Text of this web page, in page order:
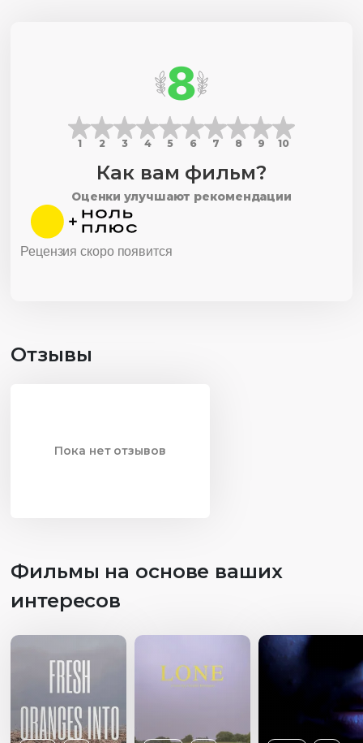
8
1 2 3 4 5 6 7 8 9 10
Как вам фильм?
Оценки улучшают рекомендации
Рецензия скоро появится
Отзывы
Пока нет отзывов
Фильмы на основе ваших
интересов
Возраст 12+
Длительность